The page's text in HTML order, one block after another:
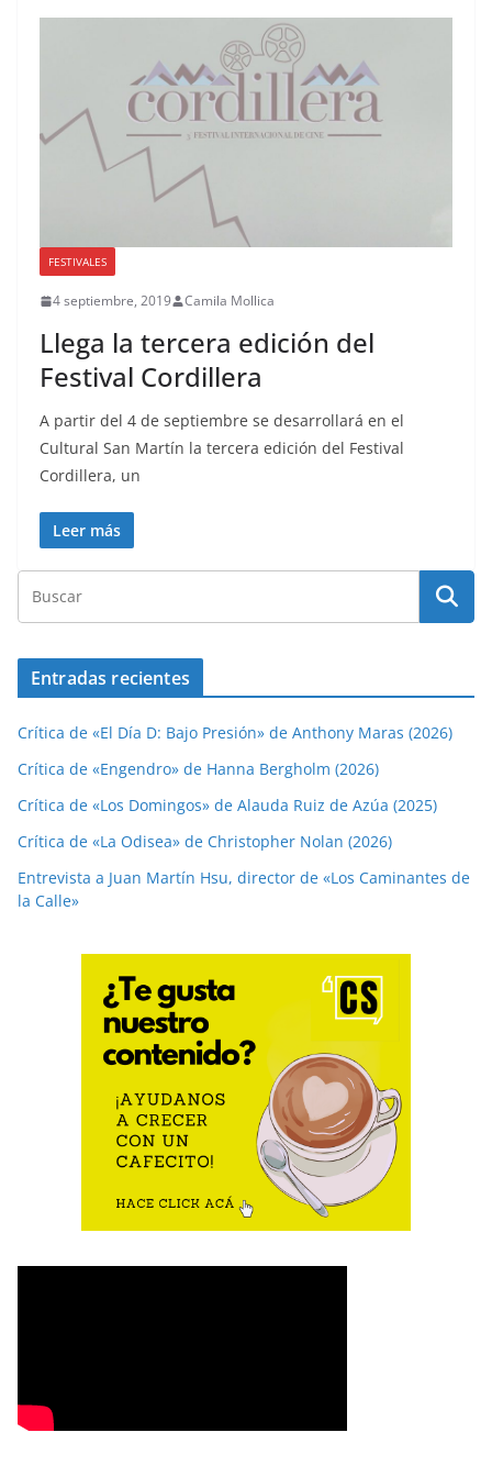
FESTIVALES
4 septiembre, 2019 Camila Mollica
Llega la tercera edición del
Festival Cordillera
A partir del 4 de septiembre se desarrollará en el
Cultural San Martín la tercera edición del Festival
Cordillera, un
Leer más
Entradas recientes
Crítica de «El Día D: Bajo Presión» de Anthony Maras (2026)
Crítica de «Engendro» de Hanna Bergholm (2026)
Crítica de «Los Domingos» de Alauda Ruiz de Azúa (2025)
Crítica de «La Odisea» de Christopher Nolan (2026)
Entrevista a Juan Martín Hsu, director de «Los Caminantes de
la Calle»